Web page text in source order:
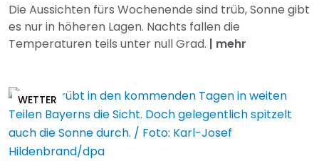
Die Aussichten fürs Wochenende sind trüb, Sonne gibt
es nur in höheren Lagen. Nachts fallen die
Temperaturen teils unter null Grad. | mehr
WETTER